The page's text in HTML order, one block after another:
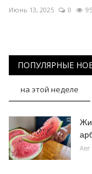
Июнь 13, 2025 0
ПОПУЛЯРНЫЕ
на этой неделе
Авг